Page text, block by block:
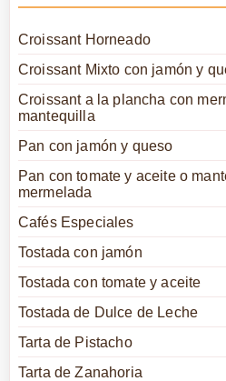
Croissant Horneado
Croissant Mixto con jamón y
Croissant a la plancha con
mantequilla
Pan con jamón y queso
Pan con tomate y aceite o
mermelada
Cafés Especiales
Tostada con jamón
Tostada con tomate y aceite
Tostada de Dulce de Leche
Tarta de Pistacho
Tarta de Zanahoria